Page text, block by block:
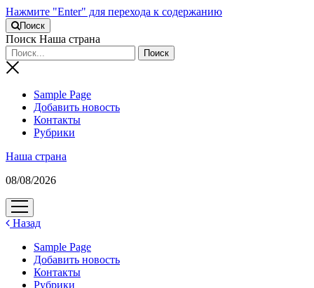
Нажмите "Enter" для перехода к содержанию
Поиск
Поиск Наша страна
Sample Page
Добавить новость
Контакты
Рубрики
Наша страна
08/08/2026
открыть
меню
Назад
Sample Page
Добавить новость
Контакты
Рубрики